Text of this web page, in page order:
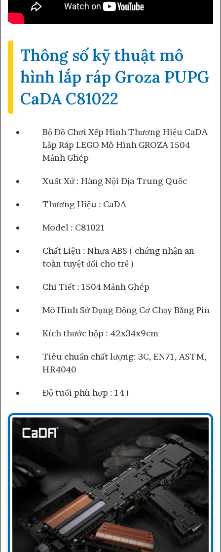
Thông số kỹ thuật mô
hình lắp ráp Groza PUPG
CaDA C81022
Bộ Đồ Chơi Xếp Hình Thương Hiệu CaDA
Lắp Ráp LEGO Mô Hình GROZA 1504
Mảnh Ghép
Xuất Xứ : Hàng Nội Địa Trung Quốc
Thương Hiệu : CaDA
Model : C81021
Chất Liệu : Nhựa ABS ( chứng nhận an
toàn tuyệt đối cho trẻ )
Chi Tiết : 1504 Mảnh Ghép
Mô Hình Sử Dụng Động Cơ Chạy Bằng Pin
Kích thước hộp : 42x34x9cm
Tiêu chuẩn chất lượng: 3C, EN71, ASTM,
HR4040
Độ tuổi phù hợp : 14+